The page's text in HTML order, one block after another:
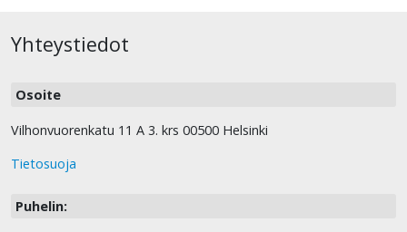
Yhteystiedot
Osoite
Vilhonvuorenkatu 11 A 3. krs 00500 Helsinki
Tietosuoja
Puhelin: